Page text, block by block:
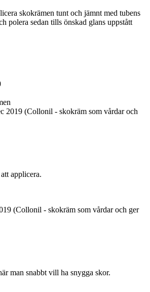
skokrämen tunt och jämnt med tubens
polera sedan tills önskad glans uppstått
2019 (Collonil - skokräm som vårdar och
applicera.
(Collonil - skokräm som vårdar och ger
man snabbt vill ha snygga skor.